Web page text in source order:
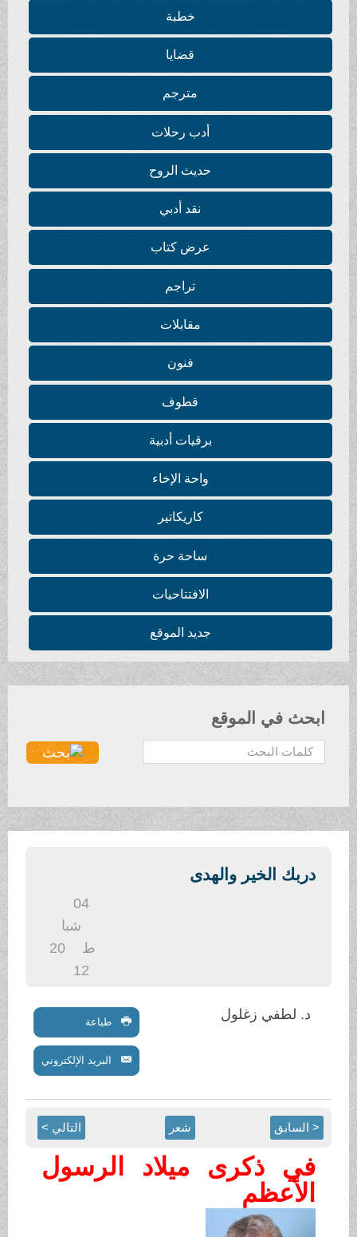
خطبة
قضايا
مترجم
أدب رحلات
حديث الروح
نقد أدبي
عرض كتاب
تراجم
مقابلات
فنون
قطوف
برقيات أدبية
واحة الإخاء
كاريكاتير
ساحة حرة
الافتتاحيات
جديد الموقع
ابحث في الموقع
ح
ث
دربك الخير والهدى
04
شبا
د. لطفي زغلول طباعة
البريد الإلكتروني
< السابق شعر التالي >
في ذكرى ميلاد الرسول
الأعظم